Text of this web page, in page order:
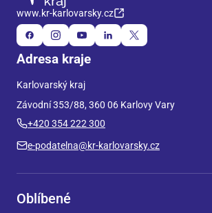
www.kr-karlovarsky.cz
Adresa kraje
Karlovarský kraj
Závodní 353/88, 360 06 Karlovy Vary
+420 354 222 300
e-podatelna@kr-karlovarsky.cz
Oblíbené